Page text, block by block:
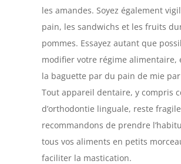
les amandes. Soyez également
pain, les sandwichs et les fruits
pommes. Essayez autant que
modifier votre régime alimentaire,
la baguette par du pain de mie
Tout appareil dentaire, y compris
d’orthodontie linguale, reste
recommandons de prendre
tous vos aliments en petits
faciliter la mastication.